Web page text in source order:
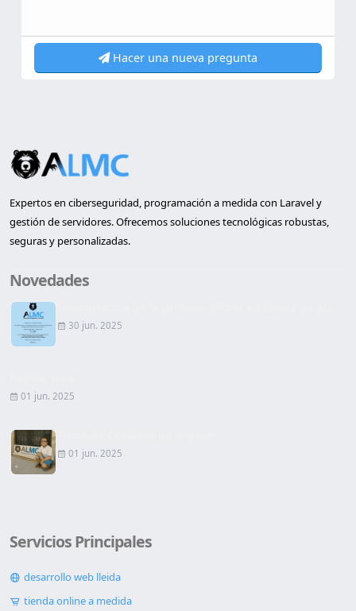
Hacer una nueva pregunta
Expertos en ciberseguridad, programación a medida con Laravel y
gestión de servidores. Ofrecemos soluciones tecnológicas robustas,
seguras y personalizadas.
Novedades
30 jun. 2025
01 jun. 2025
01 jun. 2025
Servicios Principales
desarrollo web lleida
tienda online a medida